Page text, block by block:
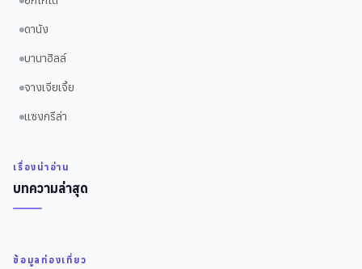
ดานัง
บานาฮิลล์
จางเจียเจี้ย
แซงกรีล่า
เรื่องน่าอ่าน
บทความล่าสุด
ข้อมูลท่องเที่ยว